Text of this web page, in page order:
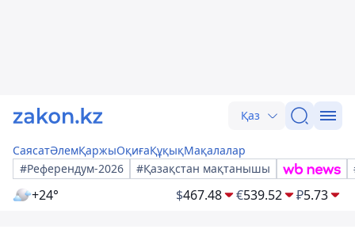
Қаз
СаясатӘлемҚаржыОқиғаҚұқықМақалалар
#Референдум-2026
#Қазақстан мақтанышы
+24° $467.48 €539.52 ₽5.73